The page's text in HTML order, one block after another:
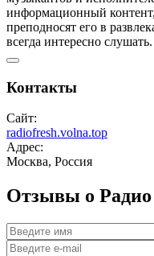
информационный
преподносят его в
всегда интересно слушать.
Контакты
Сайт:
radiofresh.volna.top
Адрес:
Москва, Россия
Отзывы о Радио